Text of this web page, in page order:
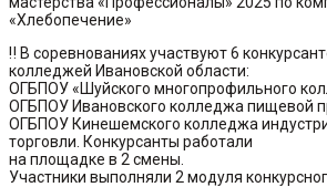
«Хлебопечение»
‼️ В соревнованиях участвуют 6
колледжей Ивановской области:
ОГБПОУ «Шуйского многопрофильного
ОГБПОУ Ивановского колледжа пищевой
ОГБПОУ Кинешемского колледжа
торговли. Конкурсанты работали
на площадке в 2 смены.
Участники выполняли 2 модуля